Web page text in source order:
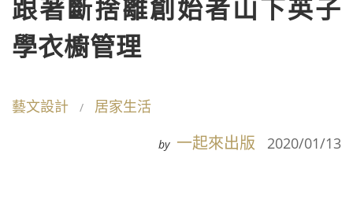
跟著斷捨離創始者山下英子
學衣櫥管理
藝文設計 居家生活
by 一起來出版 2020/01/13